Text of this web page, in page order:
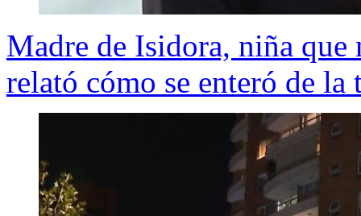
Madre de Isidora, niña que
relató cómo se enteró de la